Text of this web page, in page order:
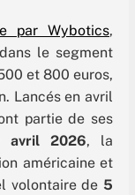
par Wybotics,
le segment
et 800 euros,
Lancés en avril
partie de ses
avril 2026, la
américaine et
volontaire de 5